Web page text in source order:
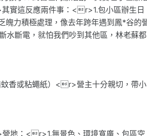
實這反應兩件事：<r>1.包小區辦生日
力積極處理，像去年跨年遇到鳳*谷的
水斷電，就怕我們吵到其他區，林老蘇都
香或粘蠅紙）<r>營主十分親切，帶小
地：<r>1.無景色、環境寬廣、包區空